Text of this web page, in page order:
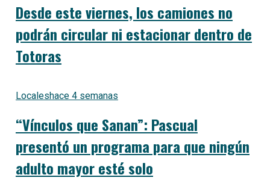
Desde este viernes, los camiones no
podrán circular ni estacionar dentro de
Totoras
Localeshace 4 semanas
“Vínculos que Sanan”: Pascual
presentó un programa para que ningún
adulto mayor esté solo